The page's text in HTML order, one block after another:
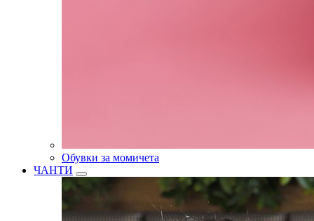
Обувки за момичета
ЧАНТИ